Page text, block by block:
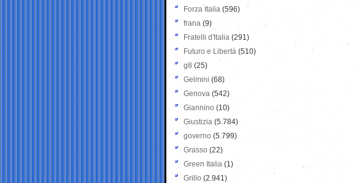
Forza Italia (596)
frana (9)
Fratelli d'Italia (291)
Futuro e Libertà (510)
g8 (25)
Gelmini (68)
Genova (542)
Giannino (10)
Giustizia (5.784)
governo (5.799)
Grasso (22)
Green Italia (1)
Grillo (2.941)